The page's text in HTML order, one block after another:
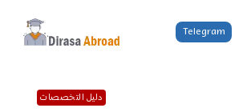
المحتوى
Telegram
دليل التخصصات